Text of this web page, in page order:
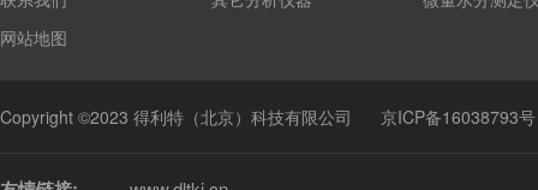
网站地图
Copyright ©2023 得利特（北京）科技有限公司 京ICP备16038793号